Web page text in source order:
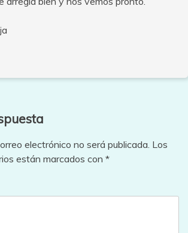
electrónico no será publicada. Los
están marcados con *